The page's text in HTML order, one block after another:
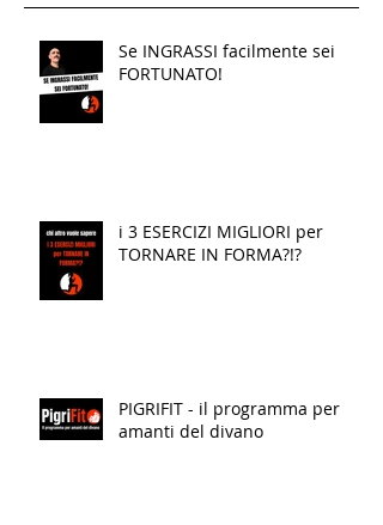
Se INGRASSI facilmente sei
FORTUNATO!
i 3 ESERCIZI MIGLIORI per
TORNARE IN FORMA?!?
PIGRIFIT - il programma per
amanti del divano